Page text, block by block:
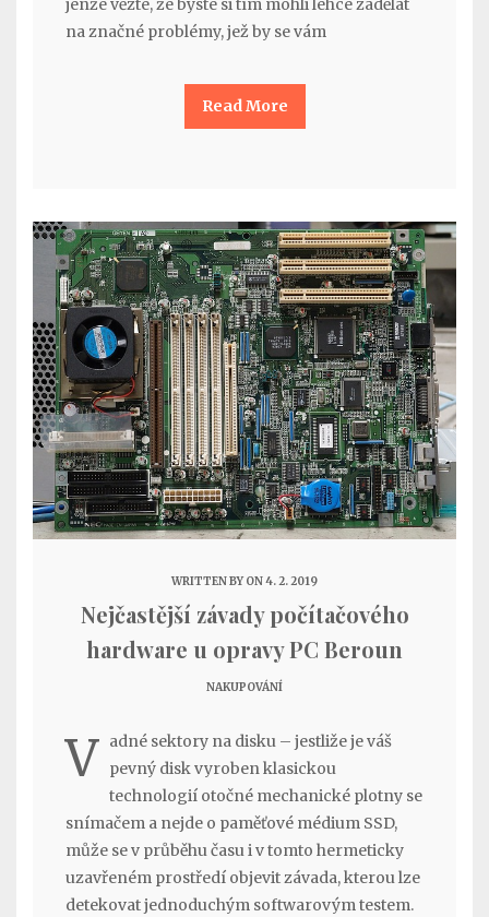
jenže vězte, že byste si tím mohli lehce zadělat
na značné problémy, jež by se vám
Read More
WRITTEN BY ON 4. 2. 2019
Nejčastější závady počítačového
hardware u opravy PC Beroun
NAKUPOVÁNÍ
V
adné sektory na disku – jestliže je váš
pevný disk vyroben klasickou
technologií otočné mechanické plotny se
snímačem a nejde o paměťové médium SSD,
může se v průběhu času i v tomto hermeticky
uzavřeném prostředí objevit závada, kterou lze
detekovat jednoduchým softwarovým testem.